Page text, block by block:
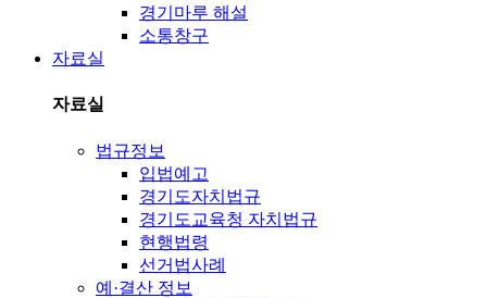
경기마루 해설
소통창구
자료실
자료실
법규정보
입법예고
경기도자치법규
경기도교육청 자치법규
현행법령
선거법사례
예·결산 정보